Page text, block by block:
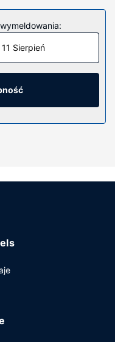
pokojach.
internetu zapewni
— wyposażenie:
Udogodnienia
codziennie.
chemicznej,
parkowanie
Sierpień